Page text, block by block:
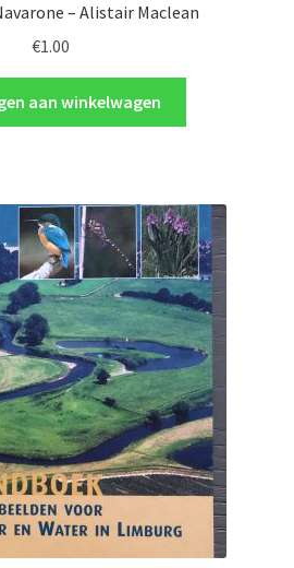
– Alistair Maclean
€1.00
aan winkelwagen